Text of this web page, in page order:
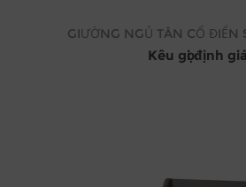
GIƯỜNG NGỦ TÂN CỔ ĐIỂN
Kêu gọi định giá